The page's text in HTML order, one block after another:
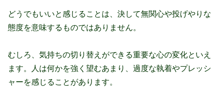
どうでもいいと感じることは、決して無関心や投げやりな
態度を意味するものではありません。
むしろ、気持ちの切り替えができる重要な心の変化といえ
ます。人は何かを強く望むあまり、過度な執着やプレッシ
ャーを感じることがあります。